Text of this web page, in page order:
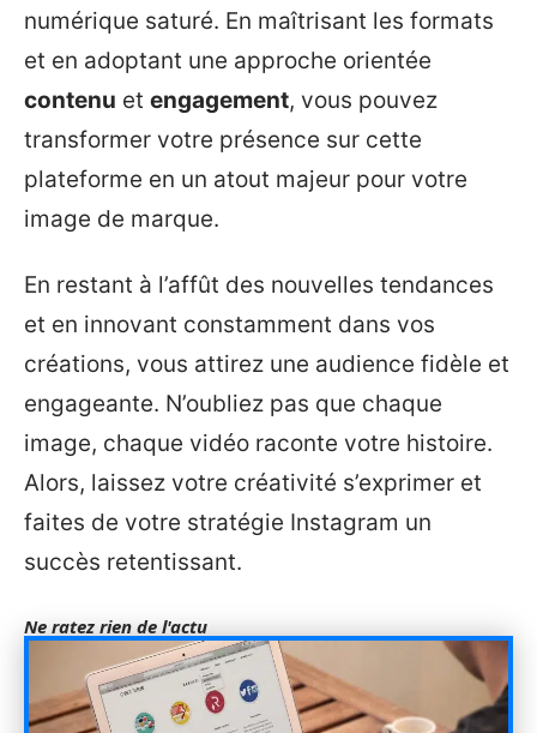
numérique saturé. En maîtrisant les formats
et en adoptant une approche orientée
contenu et engagement, vous pouvez
transformer votre présence sur cette
plateforme en un atout majeur pour votre
image de marque.
En restant à l’affût des nouvelles tendances
et en innovant constamment dans vos
créations, vous attirez une audience fidèle et
engageante. N’oubliez pas que chaque
image, chaque vidéo raconte votre histoire.
Alors, laissez votre créativité s’exprimer et
faites de votre stratégie Instagram un
succès retentissant.
Ne ratez rien de l'actu